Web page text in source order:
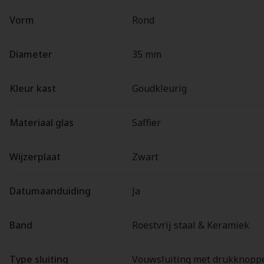
Vorm Rond
Diameter 35 mm
Kleur kast Goudkleurig
Materiaal glas Saffier
Wijzerplaat Zwart
Datumaanduiding Ja
Band Roestvrij staal & Keramiek
Type sluiting Vouwsluiting met